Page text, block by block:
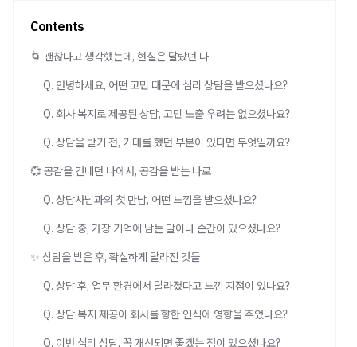
Contents
🌀 괜찮다고 생각했는데, 현실은 달랐던 나
Q. 안녕하세요, 어떤 고민 때문에 심리 상담을 받으셨나요?
Q. 회사 복지로 제공된 상담, 고민 노출 우려는 없으셨나요?
Q. 상담을 받기 전, 기대를 했던 부분이 있다면 무엇일까요?
💞 공감을 건네던 나에서, 공감을 받는 나로
Q. 상담사님과의 첫 만남, 어떤 느낌을 받으셨나요?
Q. 상담 중, 가장 기억에 남는 말이나 순간이 있으셨나요?
✨ 상담을 받은 후, 확실하게 달라진 것들
Q. 상담 후, 업무 환경에서 달라졌다고 느낀 지점이 있나요?
Q. 상담 복지 제공이 회사를 향한 인식에 영향을 주었나요?
Q. 이번 심리 상담, 꼭 개선되면 좋겠는 점이 있으셨나요?